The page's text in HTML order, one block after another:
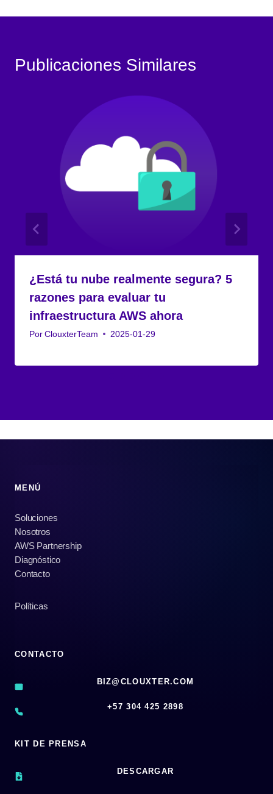
¿Está tu nube realmente segura? 5
razones para evaluar tu
infraestructura AWS ahora
Por ClouxterTeam 2025-01-29
MENÚ
Soluciones
Nosotros
AWS Partnership
Diagnóstico
Contacto
Políticas
CONTACTO
BIZ@CLOUXTER.COM
‪+57 304 425 2898
KIT DE PRENSA
DESCARGAR